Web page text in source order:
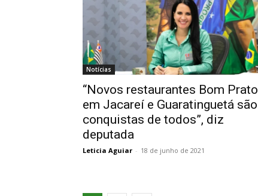
Notícias
“Novos restaurantes Bom Prato
em Jacareí e Guaratinguetá são
conquistas de todos”, diz
deputada
Leticia Aguiar - 18 de junho de 2021